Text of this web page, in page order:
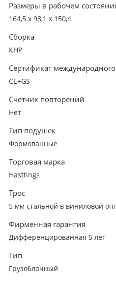
Размеры в рабочем
164,5 х 98,1 х 150,4
Сборка
КНР
Сертификат международного
CE+GS
Счетчик повторений
Нет
Тип подушек
Формованные
Торговая марка
Hasttings
Трос
5 мм стальной в виниловой
Фирменная гарантия
Дифференцированная 5 лет
Тип
Грузоблочный